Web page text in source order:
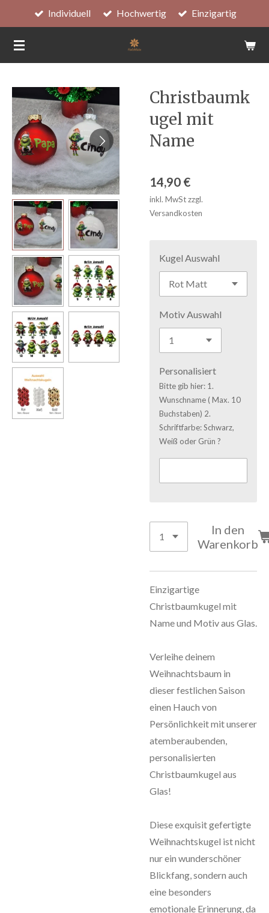
Hauptinhalt
springen
Individuell Hochwertig Einzigartig
Christbaumk
ugel mit
Name
14,90 €
inkl. MwSt zzgl.
Versandkosten
Kugel Auswahl
Motiv Auswahl
Personalisiert
Bitte gib hier: 1.
Wunschname ( Max. 10
Buchstaben) 2.
Schriftfarbe: Schwarz,
Weiß oder Grün ?
In den
Warenkorb
Einzigartige
Christbaumkugel mit
Name und Motiv aus Glas.
Verleihe deinem
Weihnachtsbaum in
dieser festlichen Saison
einen Hauch von
Persönlichkeit mit unserer
atemberaubenden,
personalisierten
Christbaumkugel aus
Glas!
Diese exquisit gefertigte
Weihnachtskugel ist nicht
nur ein wunderschöner
Blickfang, sondern auch
eine besonders
emotionale Erinnerung, da